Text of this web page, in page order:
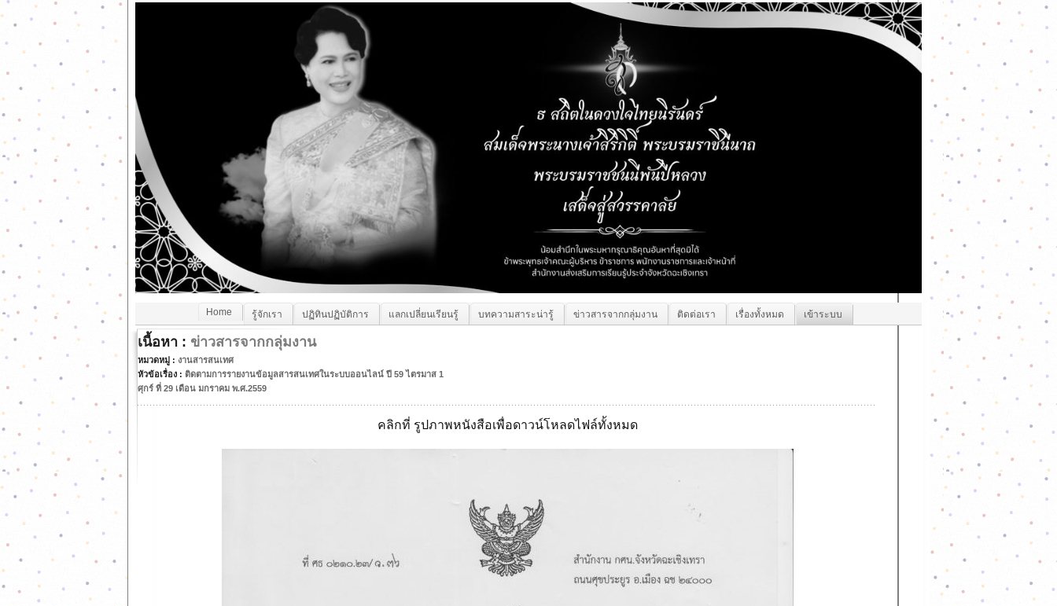
Home รู้จักเรา ปฏิทินปฏิบัติการ แลกเปลี่ยนเรียนรู้ บทความสาระน่ารู้ ข่าวสารจากกลุ่มงาน ติดต่อเรา เรื่องทั้งหมด เข้าระบบ
เนื้อหา : ข่าวสารจากกลุ่มงาน
หมวดหมู่ : งานสารสนเทศ
หัวข้อเรื่อง : ติดตามการรายงานข้อมูลสารสนเทศในระบบออนไลน์ ปี 59 ไตรมาส 1
ศุกร์ ที่ 29 เดือน มกราคม พ.ศ.2559
คลิกที่ รูปภาพหนังสือเพื่อดาวน์โหลดไฟล์ทั้งหมด